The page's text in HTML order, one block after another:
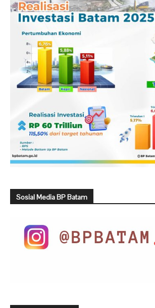
Sosial Media BP Batam